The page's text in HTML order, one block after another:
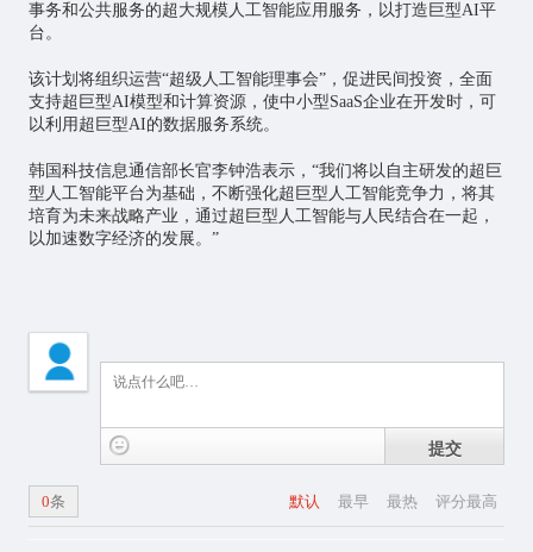
事务和公共服务的超大规模人工智能应用服务，以打造巨型AI平
台。
该计划将组织运营“超级人工智能理事会”，促进民间投资，全面
支持超巨型AI模型和计算资源，使中小型SaaS企业在开发时，可
以利用超巨型AI的数据服务系统。
韩国科技信息通信部长官李钟浩表示，“我们将以自主研发的超巨
型人工智能平台为基础，不断强化超巨型人工智能竞争力，将其
培育为未来战略产业，通过超巨型人工智能与人民结合在一起，
以加速数字经济的发展。”
提交
默认 最早 最热 评分最高
0条